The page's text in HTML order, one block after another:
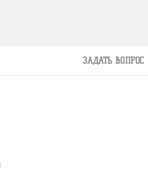
ЗАДАТЬ ВОПРОС